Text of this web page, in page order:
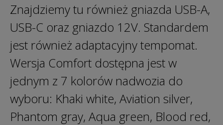
Znajdziemy tu również gniazda USB-A,
USB-C oraz gniazdo 12V. Standardem
jest również adaptacyjny tempomat.
Wersja Comfort dostępna jest w
jednym z 7 kolorów nadwozia do
wyboru: Khaki white, Aviation silver,
Phantom gray, Aqua green, Blood red,